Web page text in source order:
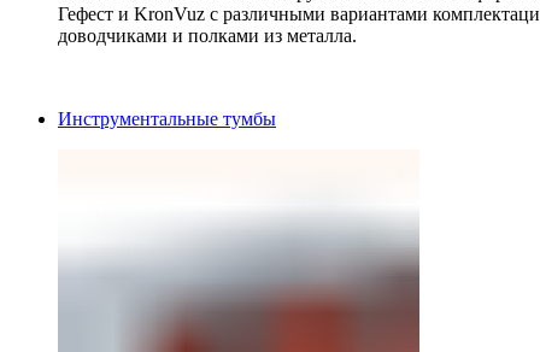
Гефест и KronVuz с различными вариантами
доводчиками и полками из металла.
Инструментальные тумбы